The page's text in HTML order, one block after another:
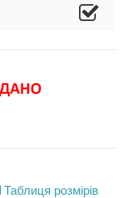
Таблиця розмірів